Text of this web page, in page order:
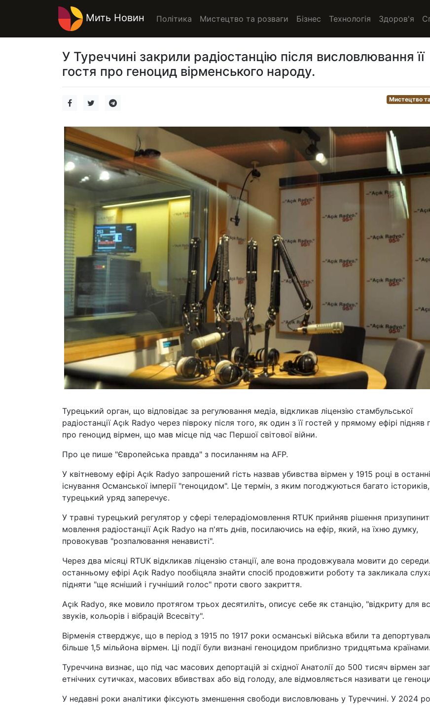
Мить Новин Політика Мистецтво та розваги Бізнес Технологія Здоров'я
У Туреччині закрили радіостанцію після висловлювання її
гостя про геноцид вірменського народу.
Мистецтво
Турецький орган, що відповідає за регулювання медіа, відкликав ліцензію стамбульської
радіостанції Açık Radyo через півроку після того, як один з її гостей у прямому ефірі підняв
про геноцид вірмен, що мав місце під час Першої світової війни.
Про це пише "Європейська правда" з посиланням на AFP.
У квітневому ефірі Açık Radyo запрошений гість назвав убивства вірмен у 1915 році в
існування Османської імперії "геноцидом". Це термін, з яким погоджуються багато
турецький уряд заперечує.
У травні турецький регулятор у сфері телерадіомовлення RTUK прийняв рішення
мовлення радіостанції Açık Radyo на п'ять днів, посилаючись на ефір, який, на їхню думку,
провокував "розпалювання ненависті".
Через два місяці RTUK відкликав ліцензію станції, але вона продовжувала мовити до
останньому ефірі Açık Radyo пообіцяла знайти спосіб продовжити роботу та закликала
підняти "ще ясніший і гучніший голос" проти свого закриття.
Açık Radyo, яке мовило протягом трьох десятиліть, описує себе як станцію, "відкриту для
звуків, кольорів і вібрацій Всесвіту".
Вірменія стверджує, що в період з 1915 по 1917 роки османські війська вбили та
більше 1,5 мільйона вірмен. Ці події були визнані геноцидом приблизно тридцятьма країнами.
Туреччина визнає, що під час масових депортацій зі східної Анатолії до 500 тисяч вірмен
етнічних сутичках, масових вбивствах або від голоду, але відмовляється називати це
У недавні роки аналітики фіксують зменшення свободи висловлювань у Туреччині. У 2024